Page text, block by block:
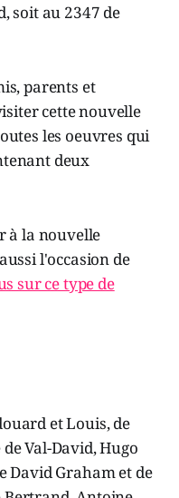
soit au 2347 de
parents et
cette nouvelle
les oeuvres qui
deux
à la nouvelle
l'occasion de
sur ce type de
et Louis, de
Val-David, Hugo
David Graham et de